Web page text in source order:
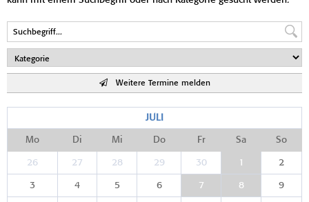
Weitere Termine melden
JULI
Mo Di Mi Do Fr Sa So
26 27 28 29 30 1 2
3 4 5 6 7 8 9